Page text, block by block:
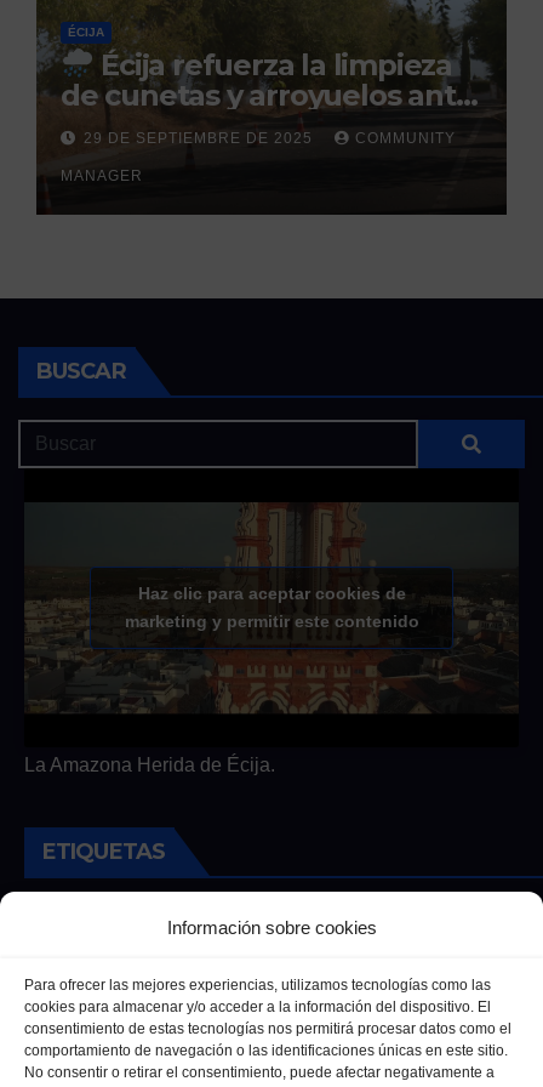
Información sobre cookies
Para ofrecer las mejores experiencias, utilizamos tecnologías como las
cookies para almacenar y/o acceder a la información del dispositivo. El
consentimiento de estas tecnologías nos permitirá procesar datos como el
comportamiento de navegación o las identificaciones únicas en este sitio.
No consentir o retirar el consentimiento, puede afectar negativamente a
ÉCIJA
Écija refuerza la limpieza
de cunetas y arroyuelos ante
la llegada de las lluvias
otoñales
29 DE SEPTIEMBRE DE 2025 COMMUNITY
MANAGER
BUSCAR
Haz clic para aceptar cookies de
marketing y permitir este contenido
La Amazona Herida de Écija.
ETIQUETAS
Andalucía Cultura Deportes